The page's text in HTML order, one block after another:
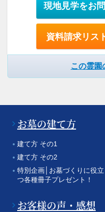
現地見学をお
資料請求リス
この霊園
お墓の建て方
建て方 その1
建て方 その2
特別企画│お墓づくりに役立
つ各種冊子プレゼント！
お客様の声・感想